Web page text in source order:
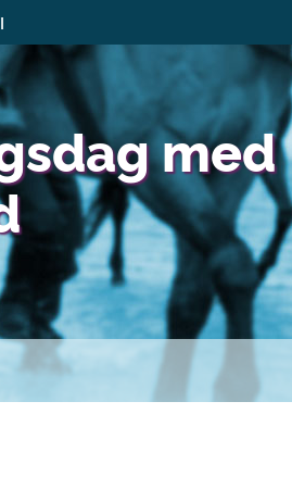
med